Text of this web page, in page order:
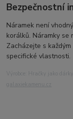
Bezpečnostní
Náramek není
korálků. Náramky se
Zacházejte s
specifické vlastnosti.
Výrobce: Hračky jako
galaxiekamenu.cz